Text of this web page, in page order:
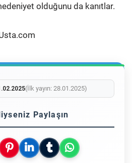
olduğunu da kanıtlar.
(İlk yayın: 28.01.2025)
Paylaşın